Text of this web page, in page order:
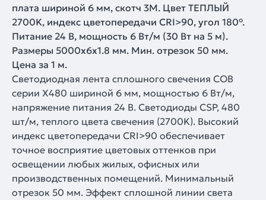
плата шириной 6 мм, скотч 3M. Цвет ТЕПЛЫЙ
2700K, индекс цветопередачи CRI>90, угол 180°.
Питание 24 В, мощность 6 Вт/м (30 Вт на 5 м).
Размеры 5000х6х1.8 мм. Мин. отрезок 50 мм.
Цена за 1 м.
Светодиодная лента сплошного свечения COB
серии X480 шириной 6 мм, мощностью 6 Вт/м,
напряжение питания 24 В. Светодиоды CSP, 480
шт/м, теплого цвета свечения (2700K). Высокий
индекс цветопередачи CRI>90 обеспечивает
точное восприятие цветовых оттенков при
освещении любых жилых, офисных или
производственных помещений. Минимальный
отрезок 50 мм. Эффект сплошной линии света